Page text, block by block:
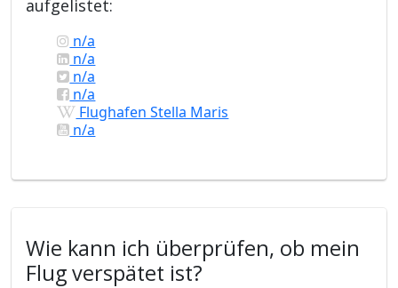
aufgelistet:
n/a
n/a
n/a
n/a
Flughafen Stella Maris
n/a
Wie kann ich überprüfen, ob mein
Flug verspätet ist?